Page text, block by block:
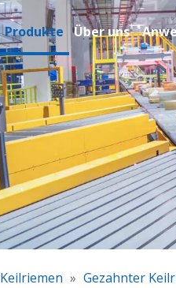
Produkte Über uns
Keilriemen » Gezahnter